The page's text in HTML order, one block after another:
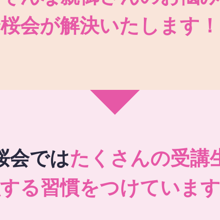
会が解決いたします！
会ではたくさんの受講
る習慣をつけています